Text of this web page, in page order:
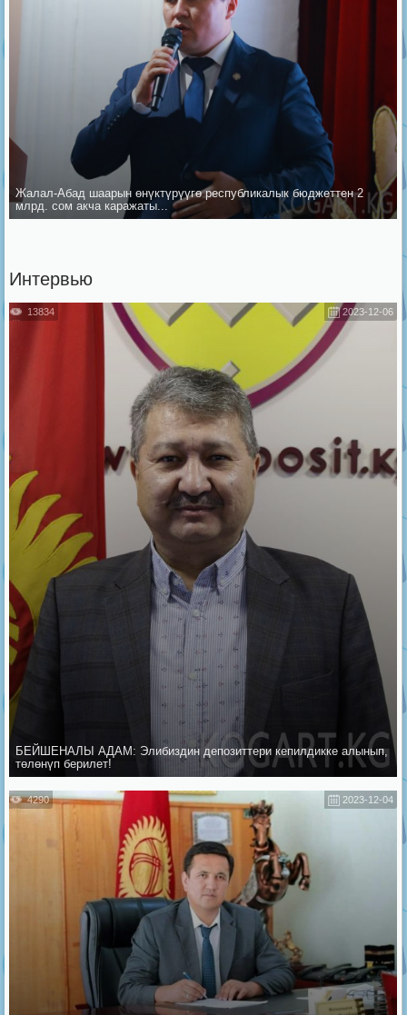
Жалал-Абад шаарын ѳнүктүрүүгѳ республикалык бюджеттен 2
млрд. сом акча каражаты...
Интервью
2023-12-06
13834
БЕЙШЕНАЛЫ АДАМ: Элибиздин депозиттери кепилдикке алынып,
төлөнүп берилет!
2023-12-04
4290